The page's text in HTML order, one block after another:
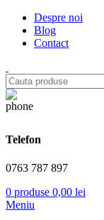
Despre noi
Blog
Contact
Telefon
0763 787 897
0 produse 0,00 lei
Meniu